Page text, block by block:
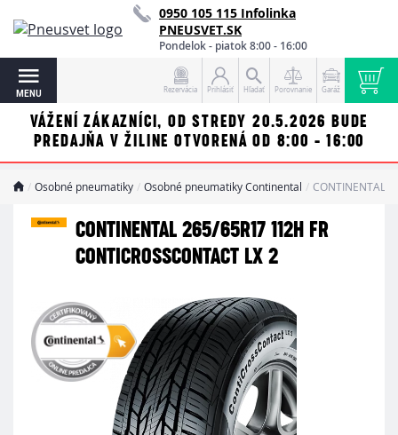
0950 105 115 Infolinka
PNEUSVET.SK
Pondelok - piatok 8:00 - 16:00
MENU Rezervácia Prihlásiť Hľadať Porovnanie Garáž
VÁŽENÍ ZÁKAZNÍCI, OD STREDY 20.5.2026 BUDE
PREDAJŇA V ŽILINE OTVORENÁ OD 8:00 - 16:00
Osobné pneumatiky Osobné pneumatiky Continental CONTINENTAL
CONTINENTAL 265/65R17 112H FR
CONTICROSSCONTACT LX 2